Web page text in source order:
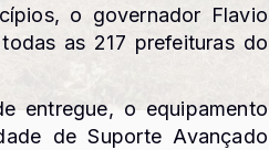
o governador Flavio
as 217 prefeituras do
entregue, o equipamento
de Suporte Avançado